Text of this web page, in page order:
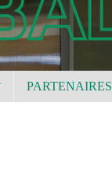
PARTENAIRES